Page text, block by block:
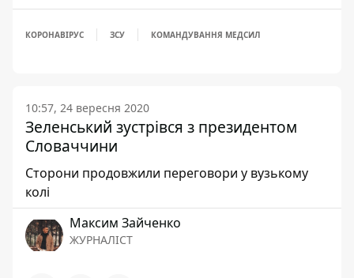
КОРОНАВІРУС ЗСУ КОМАНДУВАННЯ МЕДСИЛ
10:57, 24 вересня 2020
Зеленський зустрівся з президентом
Словаччини
Сторони продовжили переговори у вузькому
колі
Максим Зайченко
ЖУРНАЛІСТ